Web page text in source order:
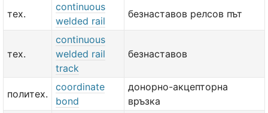
тех.
continuous
welded rail
безнаставов релсов път
тех.
continuous
welded rail
track
безнаставов
политех.
coordinate
bond
донорно-акцепторна
връзка